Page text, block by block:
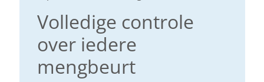
Volledige controle
over iedere
mengbeurt